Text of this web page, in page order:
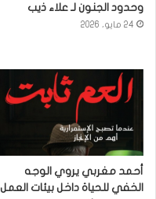
وحدود الجنون لـ علاء ذيب
24 مايو، 2026
أحمد مغربي يروي الوجه
الخفي للحياة داخل بيئات العمل